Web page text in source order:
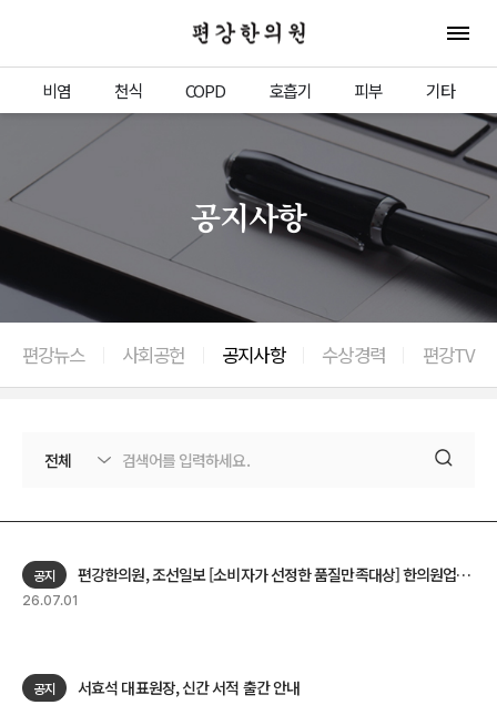
편강한의원 전체
비염 천식 COPD 호흡기 피부 기타
공지사항
편강뉴스 사회공헌 공지사항 수상경력 편강TV
공지 편강한의원, 조선일보 [소비자가 선정한 품질만족대상] 한의원업계 최초 16년 연속 대상
26.07.01
공지 서효석 대표원장, 신간 서적 출간 안내